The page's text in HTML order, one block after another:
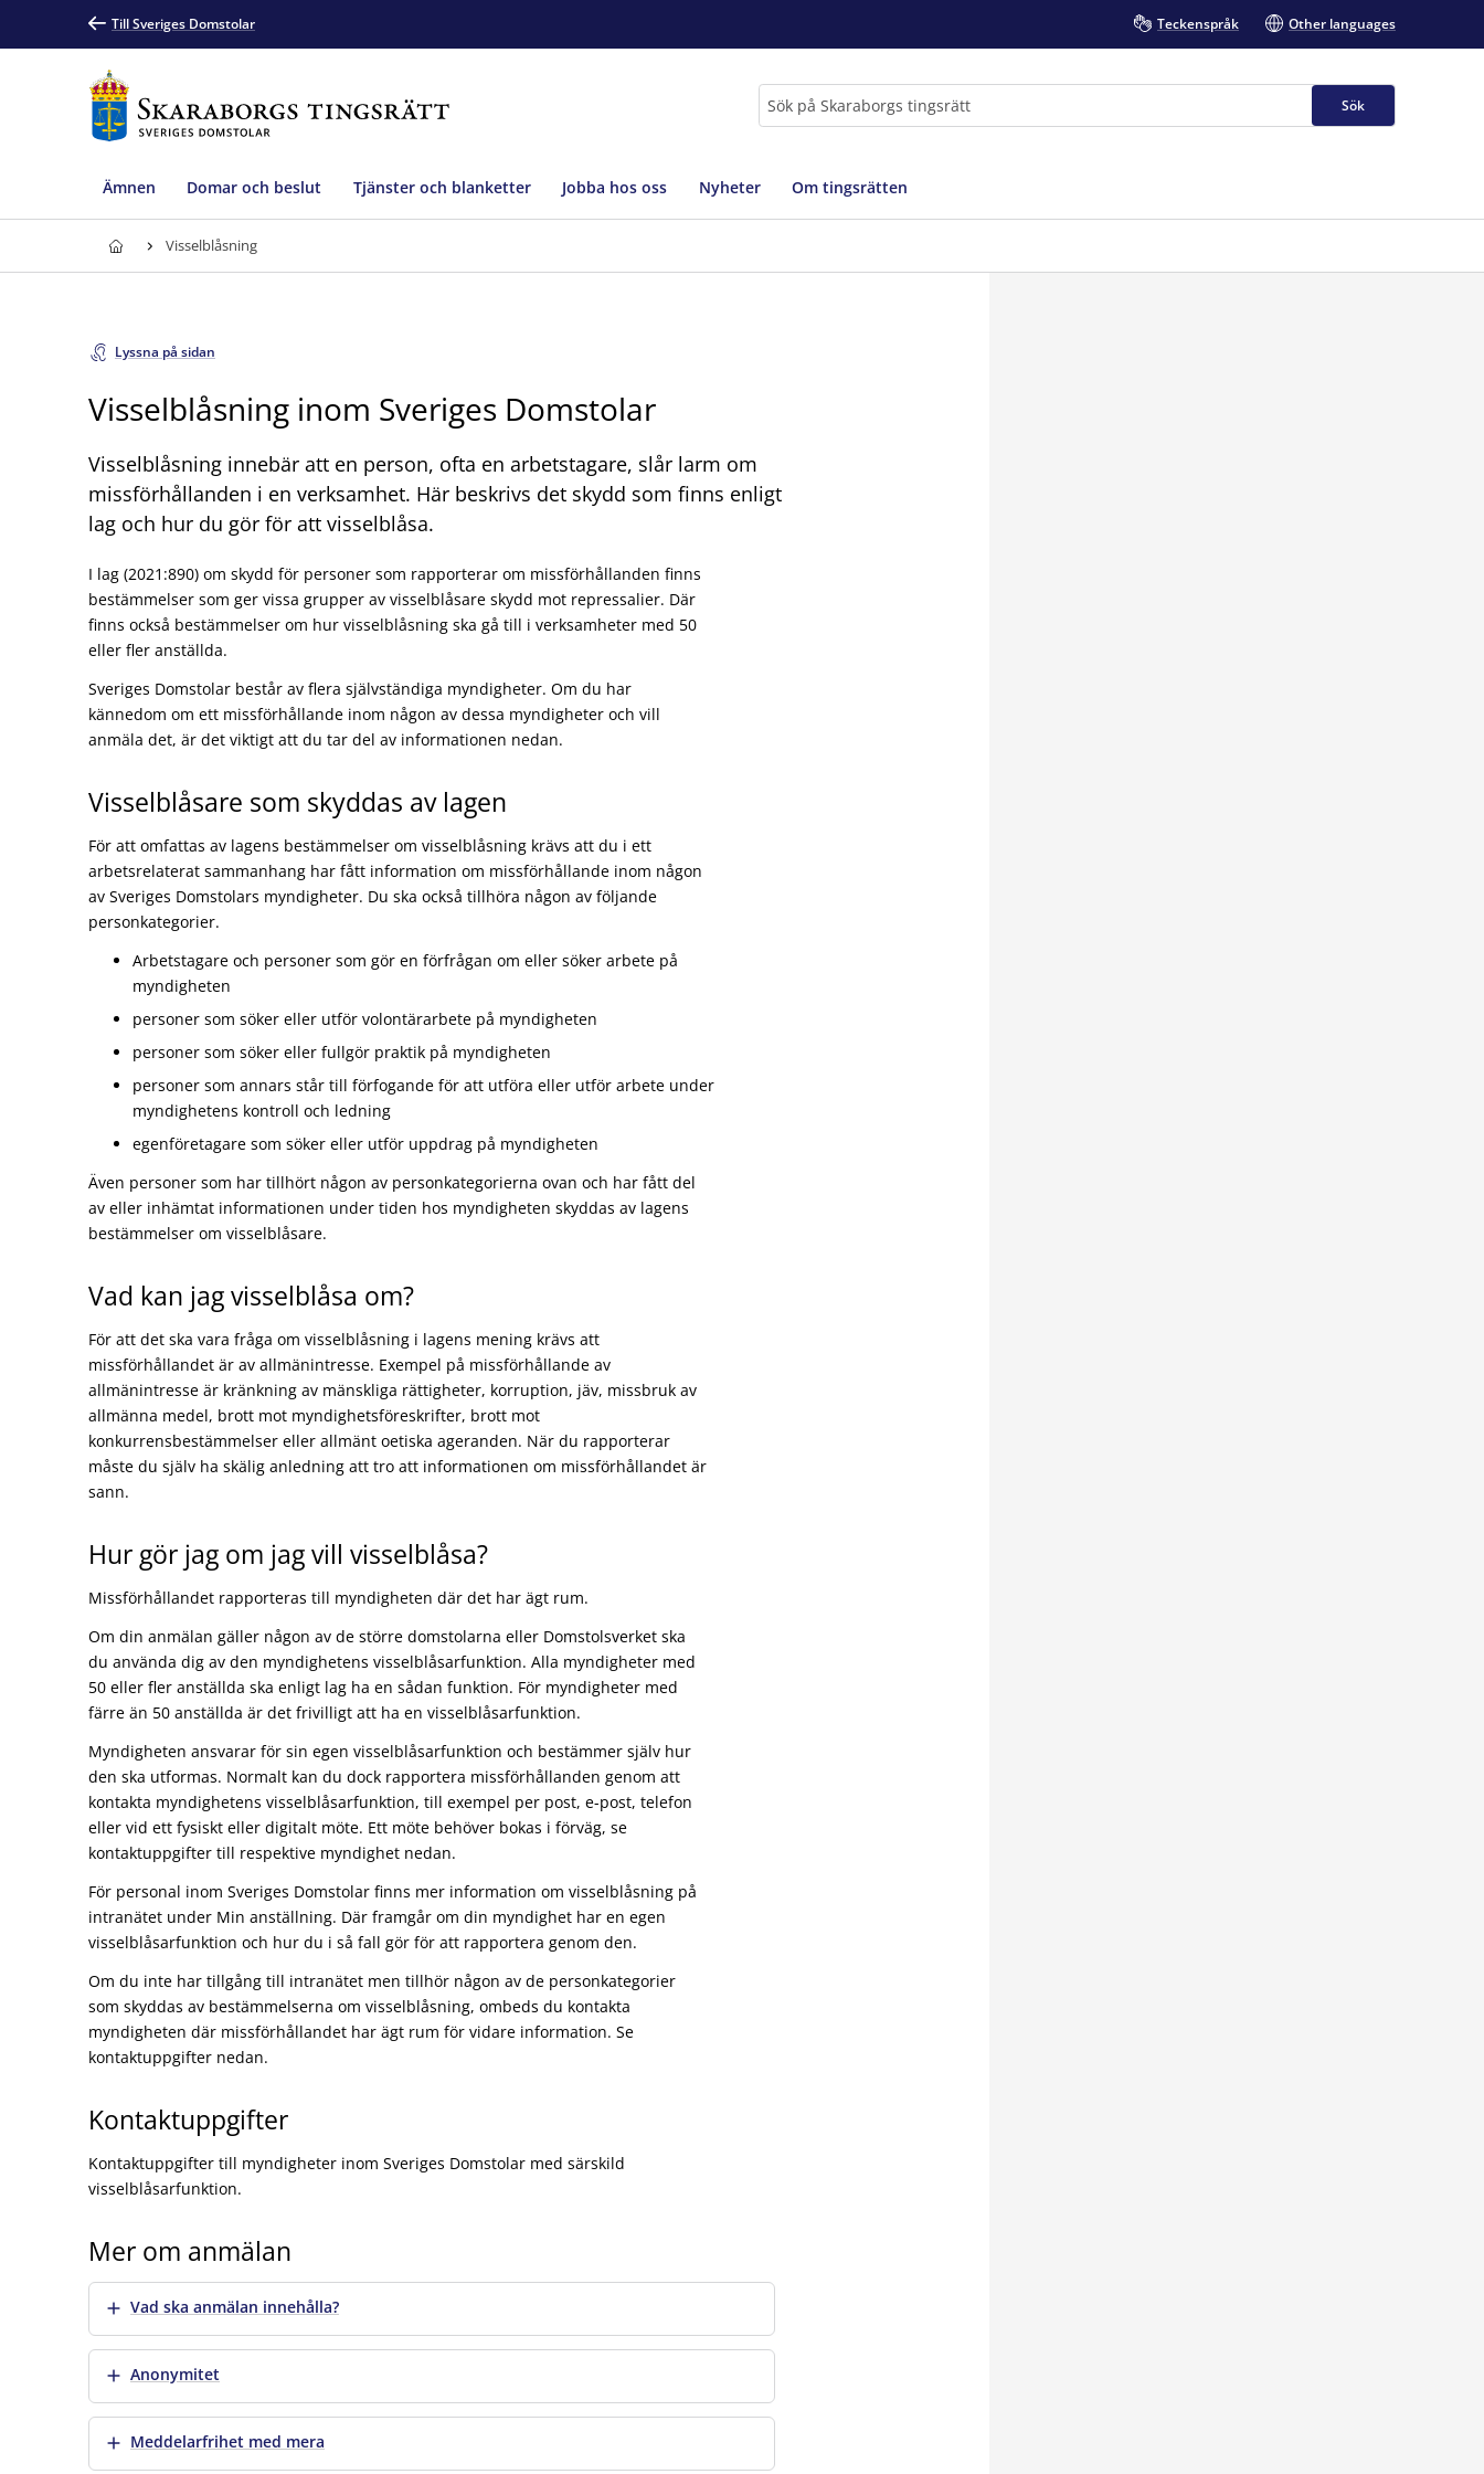
Till Sveriges Domstolar Teckenspråk Other languages
Sök
Ämnen Domar och beslut Tjänster och blanketter Jobba hos oss Nyheter Om tingsrätten
Visselblåsning
Lyssna på sidan
Visselblåsning inom Sveriges Domstolar
Visselblåsning innebär att en person, ofta en arbetstagare, slår larm om
missförhållanden i en verksamhet. Här beskrivs det skydd som finns enligt
lag och hur du gör för att visselblåsa.
I lag (2021:890) om skydd för personer som rapporterar om missförhållanden finns
bestämmelser som ger vissa grupper av visselblåsare skydd mot repressalier. Där
finns också bestämmelser om hur visselblåsning ska gå till i verksamheter med 50
eller fler anställda.
Sveriges Domstolar består av flera självständiga myndigheter. Om du har
kännedom om ett missförhållande inom någon av dessa myndigheter och vill
anmäla det, är det viktigt att du tar del av informationen nedan.
Visselblåsare som skyddas av lagen
För att omfattas av lagens bestämmelser om visselblåsning krävs att du i ett
arbetsrelaterat sammanhang har fått information om missförhållande inom någon
av Sveriges Domstolars myndigheter. Du ska också tillhöra någon av följande
personkategorier.
Arbetstagare och personer som gör en förfrågan om eller söker arbete på
myndigheten
personer som söker eller utför volontärarbete på myndigheten
personer som söker eller fullgör praktik på myndigheten
personer som annars står till förfogande för att utföra eller utför arbete under
myndighetens kontroll och ledning
egenföretagare som söker eller utför uppdrag på myndigheten
Även personer som har tillhört någon av personkategorierna ovan och har fått del
av eller inhämtat informationen under tiden hos myndigheten skyddas av lagens
bestämmelser om visselblåsare.
Vad kan jag visselblåsa om?
För att det ska vara fråga om visselblåsning i lagens mening krävs att
missförhållandet är av allmänintresse. Exempel på missförhållande av
allmänintresse är kränkning av mänskliga rättigheter, korruption, jäv, missbruk av
allmänna medel, brott mot myndighetsföreskrifter, brott mot
konkurrensbestämmelser eller allmänt oetiska ageranden. När du rapporterar
måste du själv ha skälig anledning att tro att informationen om missförhållandet är
sann.
Hur gör jag om jag vill visselblåsa?
Missförhållandet rapporteras till myndigheten där det har ägt rum.
Om din anmälan gäller någon av de större domstolarna eller Domstolsverket ska
du använda dig av den myndighetens visselblåsarfunktion. Alla myndigheter med
50 eller fler anställda ska enligt lag ha en sådan funktion. För myndigheter med
färre än 50 anställda är det frivilligt att ha en visselblåsarfunktion.
Myndigheten ansvarar för sin egen visselblåsarfunktion och bestämmer själv hur
den ska utformas. Normalt kan du dock rapportera missförhållanden genom att
kontakta myndighetens visselblåsarfunktion, till exempel per post, e-post, telefon
eller vid ett fysiskt eller digitalt möte. Ett möte behöver bokas i förväg, se
kontaktuppgifter till respektive myndighet nedan.
För personal inom Sveriges Domstolar finns mer information om visselblåsning på
intranätet under Min anställning. Där framgår om din myndighet har en egen
visselblåsarfunktion och hur du i så fall gör för att rapportera genom den.
Om du inte har tillgång till intranätet men tillhör någon av de personkategorier
som skyddas av bestämmelserna om visselblåsning, ombeds du kontakta
myndigheten där missförhållandet har ägt rum för vidare information. Se
kontaktuppgifter nedan.
Kontaktuppgifter
Kontaktuppgifter till myndigheter inom Sveriges Domstolar med särskild
visselblåsarfunktion.
Mer om anmälan
Visa merVad ska anmälan innehålla?
Visa merAnonymitet
Visa merMeddelarfrihet med mera